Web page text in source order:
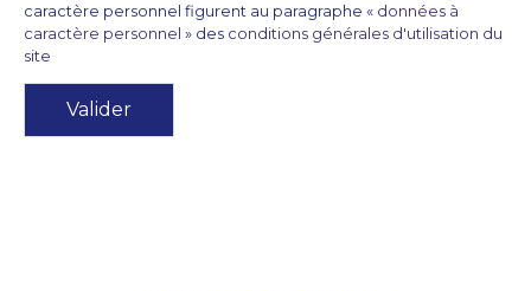
caractère personnel figurent au paragraphe « données à
caractère personnel » des conditions générales d'utilisation du
site